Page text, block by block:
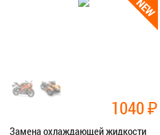
1040₽
Замена охлаждающей жидкости